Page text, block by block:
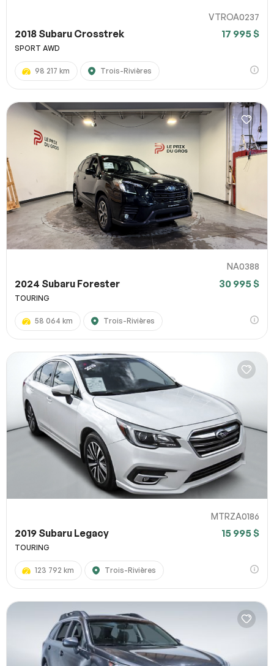
VTROA0237
2018 Subaru Crosstrek 17 995 $
SPORT AWD
98 217 km Trois-Rivières
NA0388
2024 Subaru Forester 30 995 $
TOURING
58 064 km Trois-Rivières
MTRZA0186
2019 Subaru Legacy 15 995 $
TOURING
123 792 km Trois-Rivières